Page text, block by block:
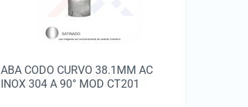
ABA CODO CURVO 38.1MM AC
INOX 304 A 90° MOD CT201